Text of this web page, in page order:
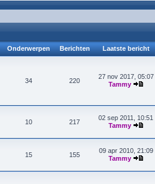
Onderwerpen Berichten Laatste bericht
34 220
27 nov 2017, 05:07
Tammy
10 217
02 sep 2011, 10:51
Tammy
15 155
09 apr 2010, 21:09
Tammy